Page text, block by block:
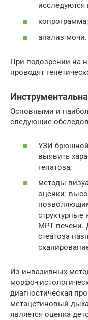
копрограмма;
анализ мочи.
При подозрении на
проводят
Основными и
следующие
УЗИ
выявить
гепатоза;
методы
оценки:
структурные
МРТ печени.
стеатоза
Из инвазивных
морфо-
диагностическая
метацетиновый
является оценка